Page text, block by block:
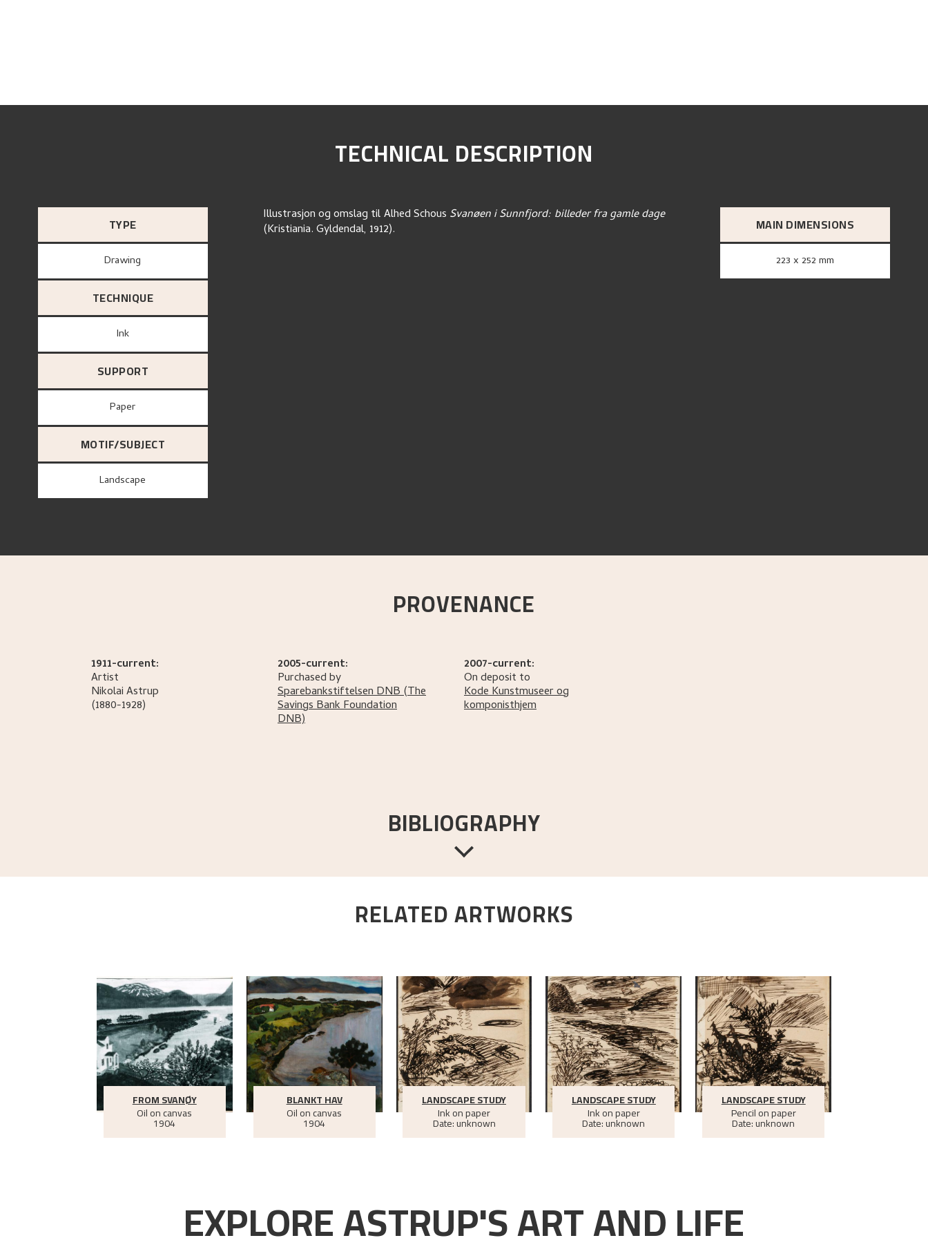
TECHNICAL DESCRIPTION
TYPE
Drawing
TECHNIQUE
Ink
SUPPORT
paper
MOTIF/SUBJECT
Landscape
Illustrasjon og omslag til Alhed Schous Svanøen i Sunnfjord: billeder fra gamle dage
(Kristiania. Gyldendal, 1912).
MAIN DIMENSIONS
223 x 252 mm
PROVENANCE
1911-current:
Artist
NikolaiAstrup
(1880-1928)
2005-current:
Purchased by
Sparebankstiftelsen DNB(The
Savings Bank Foundation
DNB)
2007-current:
On deposit to
Kode Kunstmuseer og
komponisthjem
BIBLIOGRAPHY
Aschehoug,1912.
RELATED ARTWORKS
FROM SVANØY
Oil on canvas
1904
BLANKT HAV
Oil on canvas
1904
LANDSCAPE STUDY
Ink on paper
Date: unknown
LANDSCAPE STUDY
Ink on paper
Date: unknown
LANDSCAPE STUDY
Pencil on paper
Date: unknown
EXPLORE ASTRUP'S ART AND LIFE